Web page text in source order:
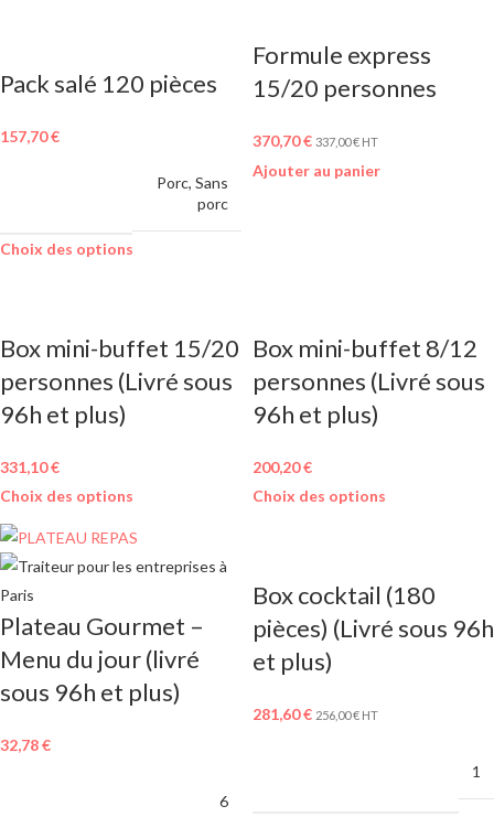
Pack salé 120 pièces
157,70€
Porc, Sans
porc
Choix des options
Formule express
15/20 personnes
370,70€ 337,00€ HT
Ajouter au panier
Box mini-buffet 15/20
personnes (Livré sous
96h et plus)
331,10€
Choix des options
Box mini-buffet 8/12
personnes (Livré sous
96h et plus)
200,20€
Choix des options
Plateau Gourmet –
Menu du jour (livré
sous 96h et plus)
32,78€
6
Box cocktail (180
pièces) (Livré sous 96h
et plus)
281,60€ 256,00€ HT
1